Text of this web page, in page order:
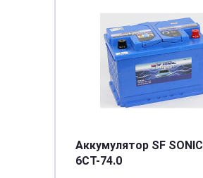
Аккумулятор SF SONIC
6СТ-74.0